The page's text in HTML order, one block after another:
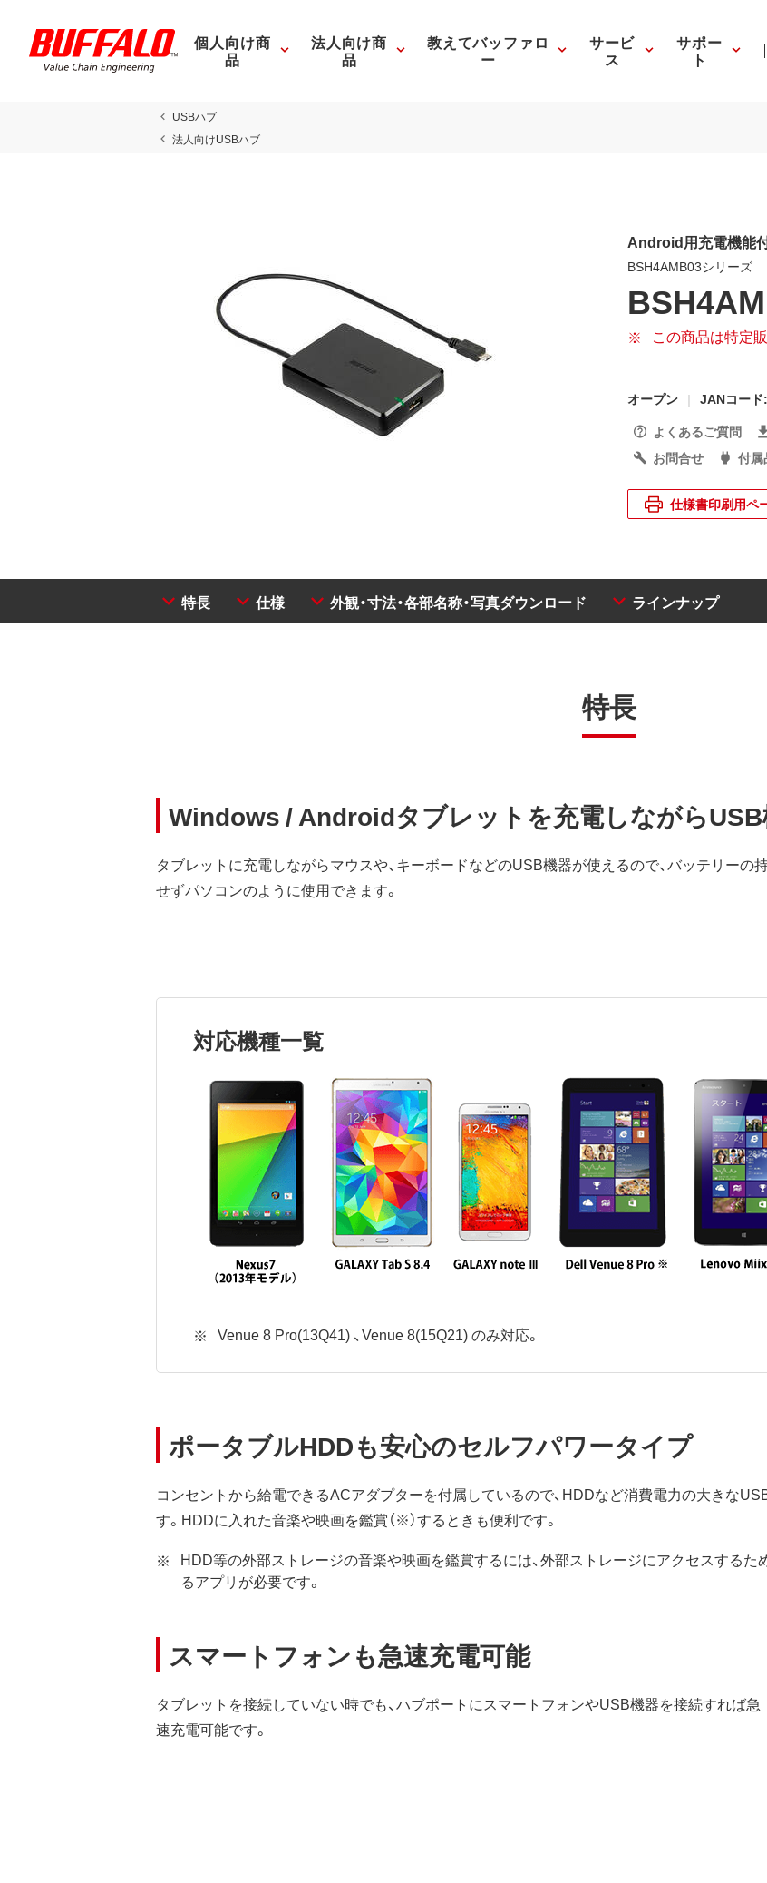
個人向け商
品
法人向け商
品
教えてバッファロ
ー
サービ
ス
サポー
ト
USBハブ
法人向けUSBハブ
Android用充電機能
BSH4AMB03シリーズ
この商品は特定
オープン JANコー
よくあるご質問
お問合せ
付属
仕様書印刷用ペ
特長 仕様 外観・寸法・各部名称・写真ダウンロード ラインナップ
特長
Windows / Androidタブレットを充電しながら
タブレットに充電しながらマウスや、キーボードなどのUSB機器が使えるので、バッテリーの
せずパソコンのように使用できます。
対応機種一覧
Venue 8 Pro(13Q41) 、Venue 8(15Q21) のみ対応。
ポータブルHDDも安心のセルフパワータイプ
コンセントから給電できるACアダプターを付属しているので、HDDなど消費電力の大きな
す。HDDに入れた音楽や映画を鑑賞（※）するときも便利です。
HDD等の外部ストレージの音楽や映画を鑑賞するには、外部ストレージにアクセスする
るアプリが必要です。
スマートフォンも急速充電可能
タブレットを接続していない時でも、ハブポートにスマートフォンやUSB機器を接続すれば急
速充電可能です。